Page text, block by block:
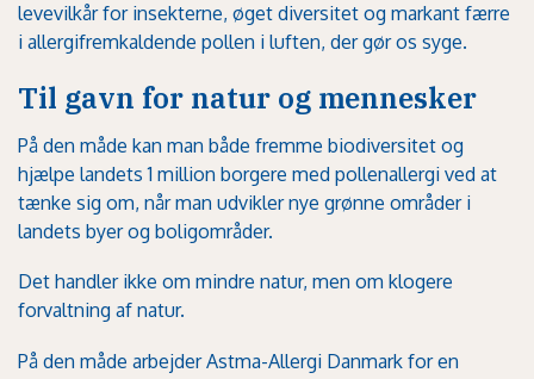
levevilkår for insekterne, øget diversitet og markant færre
i allergifremkaldende pollen i luften, der gør os syge.
Til gavn for natur og mennesker
På den måde kan man både fremme biodiversitet og
hjælpe landets 1 million borgere med pollenallergi ved at
tænke sig om, når man udvikler nye grønne områder i
landets byer og boligområder.
Det handler ikke om mindre natur, men om klogere
forvaltning af natur.
På den måde arbejder Astma-Allergi Danmark for en